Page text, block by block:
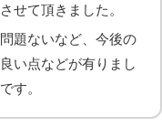
せて頂きました。
題ないなど、今後の
い点などが有りまし
す。